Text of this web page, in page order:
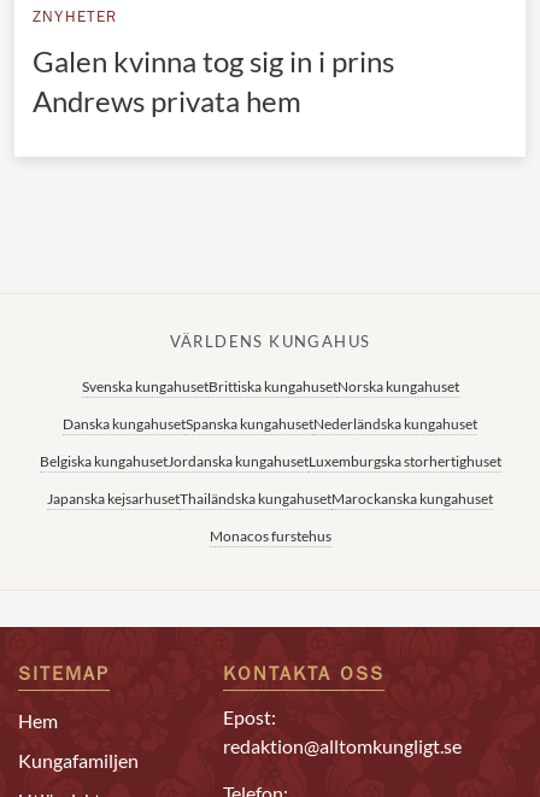
Japanska kejsarhuset
Thailändska kungahuset
ZNYHETER
Galen kvinna tog sig in i prins
Andrews privata hem
VÄRLDENS KUNGAHUS
Svenska kungahusetBrittiska kungahusetNorska kungahuset
Danska kungahusetSpanska kungahusetNederländska kungahuset
Belgiska kungahusetJordanska kungahusetLuxemburgska storhertighuset
Japanska kejsarhusetThailändska kungahusetMarockanska kungahuset
Monacos furstehus
SITEMAP
Hem
Kungafamiljen
KONTAKTA OSS
Epost:
redaktion@alltomkungligt.se